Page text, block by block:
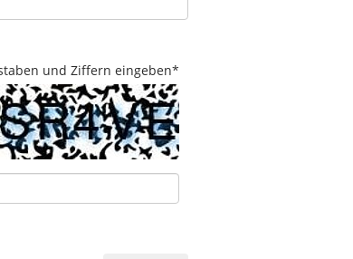
und Ziffern eingeben*